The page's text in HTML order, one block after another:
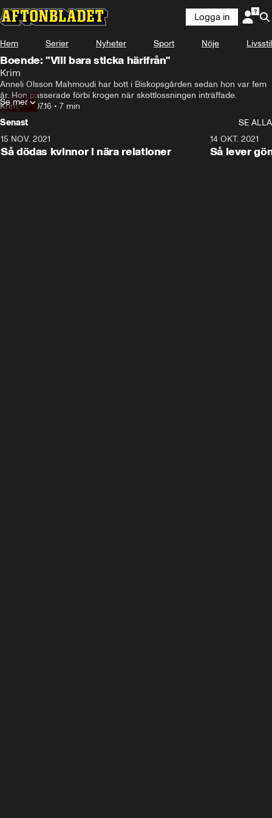
Logga in
Hem Serier Nyheter Sport Nöje Livsstil
Boende: "Vill bara sticka härifrån"
Krim
Anneli Olsson Mahmoudi har bott i Biskopsgården sedan hon var fem
år. Hon passerade förbi krogen när skottlossningen inträffade.
Krim•15.07.16 • 7 min
Se mer
Senast
SE ALLA
15 NOV. 2021
Så dödas kvinnor i nära relationer
14 OKT. 2021
Så lever